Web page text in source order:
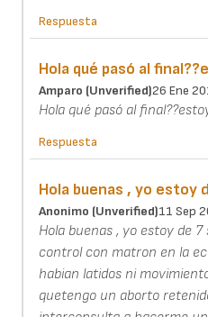
Respuesta
Hola qué pasó al
Amparo (unverified)26 Ene
Hola qué pasó al
Respuesta
Hola buenas , yo estoy
Anonimo (unverified)11 Sep
Hola buenas , yo estoy de
control con matron en la
habian latidos ni
quetengo un aborto